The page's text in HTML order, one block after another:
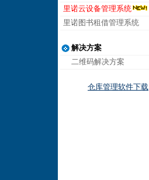
里诺云设备管理系统
里诺图书租借管理系统
解决方案
二维码解决方案
仓库管理软件下载